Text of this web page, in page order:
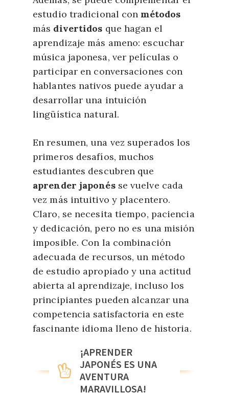
estudio tradicional con métodos
más divertidos que hagan el
aprendizaje más ameno: escuchar
música japonesa, ver películas o
participar en conversaciones con
hablantes nativos puede ayudar a
desarrollar una intuición
lingüística natural.
En resumen, una vez superados los
primeros desafíos, muchos
estudiantes descubren que
aprender japonésse vuelve cada
vez más intuitivo y placentero.
Claro, se necesita tiempo, paciencia
y dedicación, pero no es una misión
imposible. Con la combinación
adecuada de recursos, un método
de estudio apropiado y una actitud
abierta al aprendizaje, incluso los
principiantes pueden alcanzar una
competencia satisfactoria en este
fascinante idioma lleno de historia.
¡APRENDER
JAPONÉS ES UNA
AVENTURA
MARAVILLOSA!